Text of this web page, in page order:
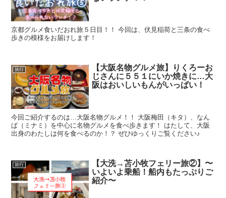
京都グルメ食いだおれ旅５日目！！ 今回は、伏見稲荷と三条の食べ
歩きの模様をお届けします！
旅行
【大阪名物グルメ旅】りくろーお
じさんに５５１にいか焼きに…大
阪はおいしいもんがいっぱい！
今回ご紹介するのは…大阪名物グルメ！！ 大阪梅田（キタ）、なん
ば（ミナミ）を中心に名物グルメを食べ歩きます！ はたして、大阪
出身のわたしは何を食べるのか！？ ぜひゆっくりご覧ください♪
旅行
【大洗→苫小牧フェリー旅②】〜
いよいよ乗船！船内もたっぷりご
紹介〜